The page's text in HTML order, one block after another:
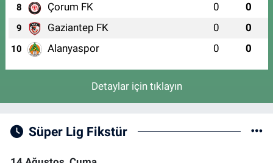
8 Çorum FK 0 0
9 Gaziantep FK 0 0
10 Alanyaspor 0 0
Detaylar için tıklayın
Süper Lig Fikstür